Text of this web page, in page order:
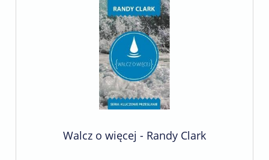
Walcz o więcej - Randy Clark